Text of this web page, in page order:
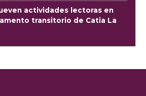
actividades lectoras en
transitorio de Catia La